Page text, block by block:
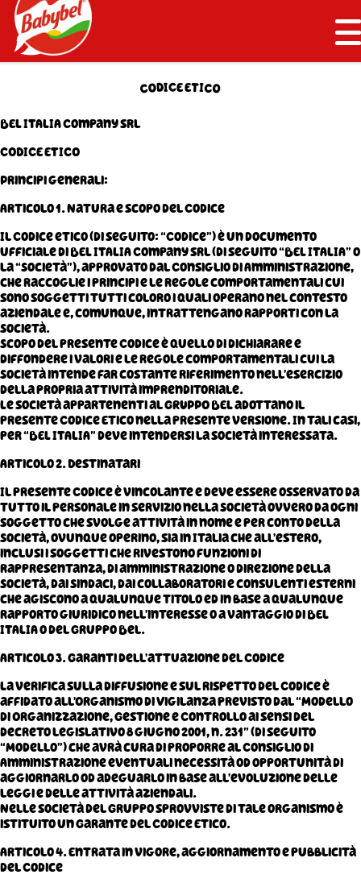
m
n
a
v
i
a
i
o
n
m
c
o
n
t
n
Back to homepage
e
CODICEETICO
BEL ITALIA Company srl
CODICE ETICO
Principi generali:
Articolo 1. Natura e scopo del Codice
Il Codice etico (di seguito: “Codice”) è un documento
ufficiale di BEL ITALIA Company srl (di seguito “BEL ITALIA” o
la “Società”), approvato dal Consiglio di Amministrazione,
che raccoglie i principi e le regole comportamentali cui
sono soggetti tutti coloro i quali operano nel contesto
aziendale e, comunque, intrattengano rapporti con la
Società.
Scopo del presente Codice è quello di dichiarare e
diffondere i valori e le regole comportamentali cui la
Società intende far costante riferimento nell’esercizio
della propria attività imprenditoriale.
Le società appartenenti al GRUPPO BEL adottano il
presente Codice Etico nella presente versione. In tali casi,
per “BEL ITALIA” deve intendersi la società interessata.
Articolo 2. Destinatari
Il presente Codice è vincolante e deve essere osservato da
tutto il personale in servizio nella Società ovvero da ogni
soggetto che svolge attività in nome e per conto della
Società, ovunque operino, sia in Italia che all’estero,
inclusi i soggetti che rivestono funzioni di
rappresentanza, di amministrazione o direzione della
Società, dai Sindaci, dai collaboratori e consulenti esterni
che agiscono a qualunque titolo ed in base a qualunque
rapporto giuridico nell’interesse o a vantaggio di BEL
ITALIA o del Gruppo Bel.
Articolo 3. Garanti dell’attuazione del Codice
La verifica sulla diffusione e sul rispetto del Codice è
affidato all’Organismo di Vigilanza previsto dal “Modello
di Organizzazione, Gestione e Controllo ai sensi del
decreto legislativo 8 giugno 2001, n. 231” (di seguito
“Modello”) che avrà cura di proporre al Consiglio di
Amministrazione eventuali necessità od opportunità di
aggiornarlo od adeguarlo in base all’evoluzione delle
leggi e delle attività aziendali.
Nelle società del Gruppo sprovviste di tale organismo è
istituito un Garante del Codice Etico.
Articolo 4. Entrata in vigore, aggiornamento e pubblicità
del Codice
Cookies management panel